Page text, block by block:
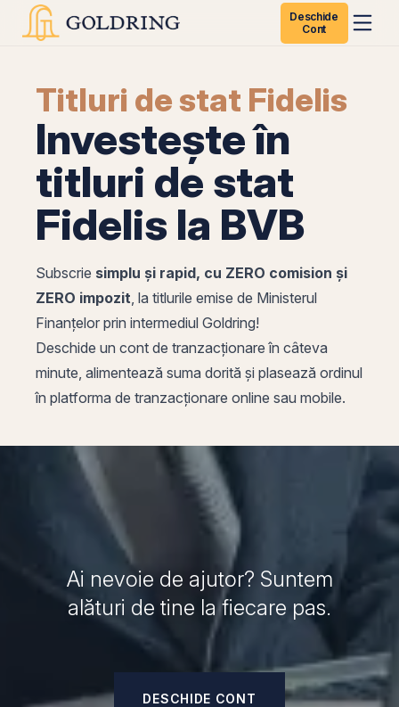
Deschide
Cont
Titluri de stat Fidelis
Investește în
titluri de stat
Fidelis la BVB
Subscrie simplu și rapid, cu ZERO comision și
ZERO impozit, la titlurile emise de Ministerul
Finanțelor prin intermediul Goldring!
Deschide un cont de tranzacționare în câteva
minute, alimentează suma dorită și plasează ordinul
în platforma de tranzacționare online sau mobile.
Ai nevoie de ajutor? Suntem
alături de tine la fiecare pas.
DESCHIDE CONT